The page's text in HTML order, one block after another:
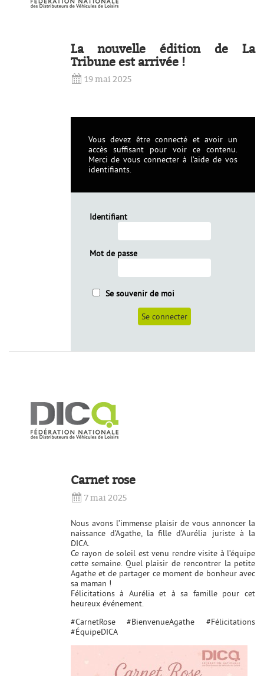
La nouvelle édition de La
Tribune est arrivée !
19 mai 2025
Vous devez être connecté et avoir un
accès suffisant pour voir ce contenu.
Merci de vous connecter à l’aide de vos
identifiants.
Identifiant
Mot de passe
Se souvenir de moi
Carnet rose
7 mai 2025
Nous avons l’immense plaisir de vous annoncer la
naissance d’Agathe, la fille d’Aurélia juriste à la
DICA.
Ce rayon de soleil est venu rendre visite à l’équipe
cette semaine. Quel plaisir de rencontrer la petite
Agathe et de partager ce moment de bonheur avec
sa maman !
Félicitations à Aurélia et à sa famille pour cet
heureux événement.
#CarnetRose #BienvenueAgathe #Félicitations
#ÉquipeDICA